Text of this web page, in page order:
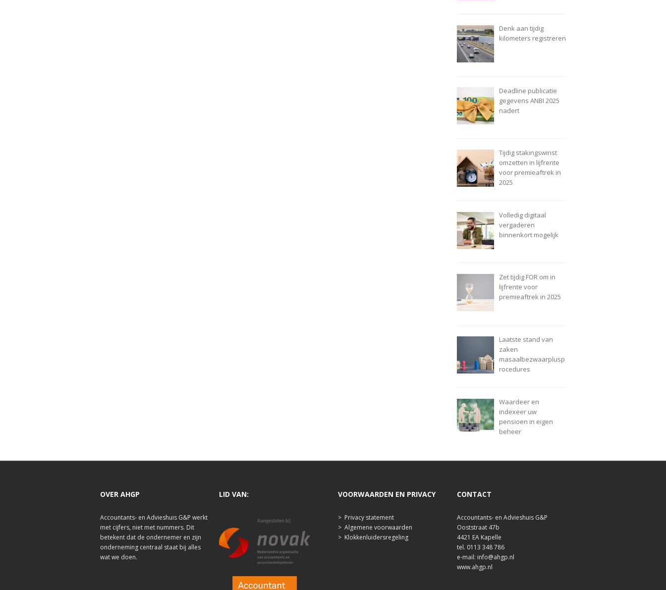
Denk aan tijdig
kilometers registreren
Deadline publicatie
gegevens ANBI 2025
nadert
Tijdig stakingswinst
omzetten in lijfrente
voor premieaftrek in
2025
Volledig digitaal
vergaderen
binnenkort mogelijk
Zet tijdig FOR om in
lijfrente voor
premieaftrek in 2025
Laatste stand van
zaken
masaalbezwaarplusp
rocedures
Waardeer en
indexeer uw
pensioen in eigen
beheer
OVER AHGP
Accountants- en Advieshuis G&P werkt
met cijfers, niet met nummers. Dit
betekent dat de ondernemer en zijn
onderneming centraal staat bij alles
wat we doen.
LID VAN: VOORWAARDEN EN PRIVACY
> Privacy statement
> Algemene voorwaarden
> Klokkenluidersregeling
CONTACT
Accountants- en Advieshuis G&P
Ooststraat 47b
4421 EA Kapelle
tel. 0113 348 786
e-mail: info@ahgp.nl
www.ahgp.nl